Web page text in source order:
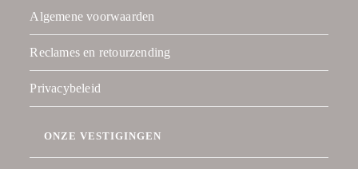
Algemene voorwaarden
Reclames en retourzending
Privacybeleid
ONZE VESTIGINGEN